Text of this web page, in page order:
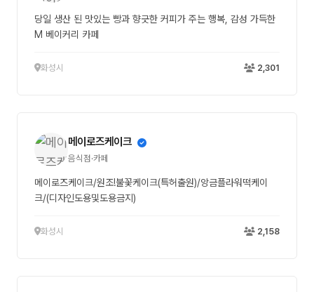
당일 생산 된 맛있는 빵과 향긋한 커피가 주는 행복, 감성 가득한
M 베이커리 카페
화성시 2,301
메이로즈케이크
음식점·카페
메이로즈케이크/원조!불꽃케이크(특허출원)/앙금플라워떡케이
크/(디자인도용및도용금지)
화성시 2,158